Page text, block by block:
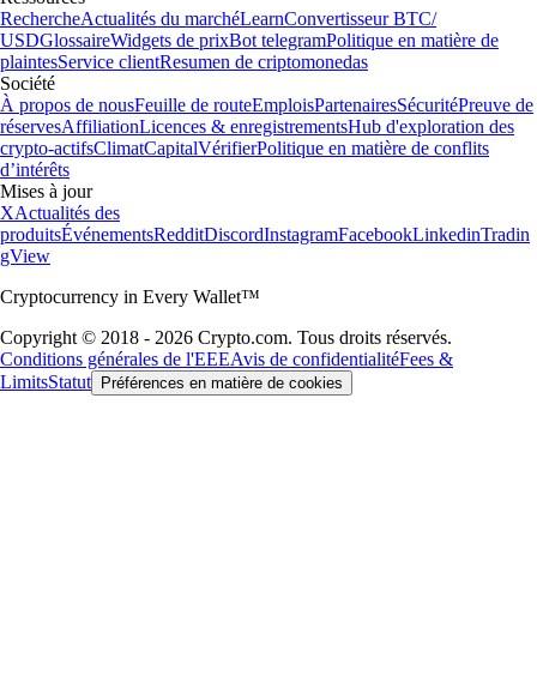
RechercheActualités du marchéLearnConvertisseur BTC/
USDGlossaireWidgets de prixBot telegramPolitique en matière de
plaintesService clientResumen de criptomonedas
Société
À propos de nousFeuille de routeEmploisPartenairesSécuritéPreuve de
réservesAffiliationLicences & enregistrementsHub d'exploration des
crypto-actifsClimatCapitalVérifierPolitique en matière de conflits
d’intérêts
Mises à jour
XActualités des
produitsÉvénementsRedditDiscordInstagramFacebookLinkedinTradin
gView
Cryptocurrency in Every Wallet™
Copyright © 2018 - 2026 Crypto.com. Tous droits réservés.
Conditions générales de l'EEEAvis de confidentialitéFees &
LimitsStatut Préférences en matière de cookies